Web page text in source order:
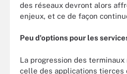
des réseaux devront alors
enjeux, et ce de façon
Peu d'options pour les
La progression des
celle des applications tierces